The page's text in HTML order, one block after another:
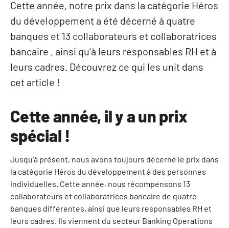
Cette année, notre prix dans la catégorie Héros
du développement a été décerné à quatre
banques et 13 collaborateurs et collaboratrices
bancaire , ainsi qu'à leurs responsables RH et à
leurs cadres. Découvrez ce qui les unit dans
cet article !
Cette année, il y a un prix
spécial !
Jusqu'à présent, nous avons toujours décerné le prix dans
la catégorie Héros du développement à des personnes
individuelles. Cette année, nous récompensons 13
collaborateurs et collaboratrices bancaire de quatre
banques différentes, ainsi que leurs responsables RH et
leurs cadres. Ils viennent du secteur Banking Operations